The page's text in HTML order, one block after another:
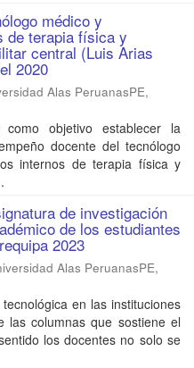
médico y
de terapia física y
central (Luis Arias
2020
Alas PeruanasPE,
como objetivo establecer la
docente del tecnólogo
internos de terapia física y
de investigación
de los estudiantes
2023
Alas PeruanasPE,
en las instituciones
las columnas que sostiene el
los docentes no solo se